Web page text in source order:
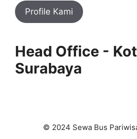
Profile Kami
Head Office -
Surabaya
© 2024 Sewa Bus